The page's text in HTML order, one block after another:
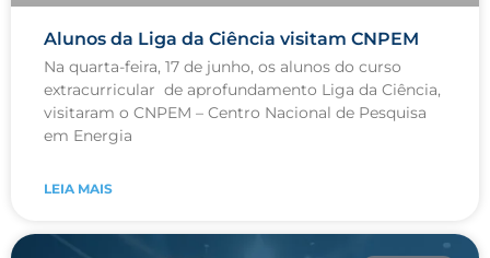
Alunos da Liga da Ciência visitam CNPEM
Na quarta-feira, 17 de junho, os alunos do curso
extracurricular de aprofundamento Liga da Ciência,
visitaram o CNPEM – Centro Nacional de Pesquisa
em Energia
LEIA MAIS